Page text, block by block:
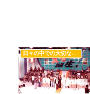
日々の中での大切な気付き